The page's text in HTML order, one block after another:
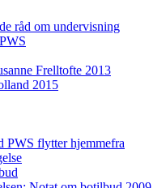
råd om undervisning
Frelltofte 2013
2015
PWS flytter hjemmefra